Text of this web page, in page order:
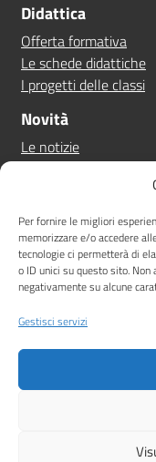
Per fornire le migliori
memorizzare e/o accedere
tecnologie ci permetterà di
o ID unici su questo sito.
negativamente su alcune
Gestisci servizi
Didattica
Offerta formativa
Le schede didattiche
I progetti delle classi
Novità
Le notizie
Le circolari
Albo online
Pn 21/27
Ptof
Iscrizioni
Sicurezza
Amministrazione